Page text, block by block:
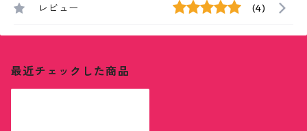
レビュー (4)
最近チェックした商品